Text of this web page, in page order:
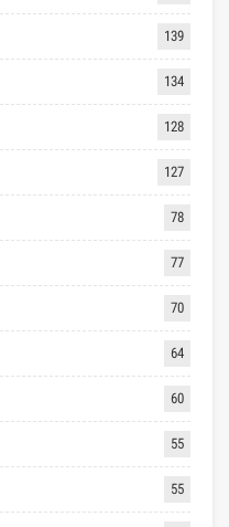
139
134
128
127
78
77
70
64
60
55
55